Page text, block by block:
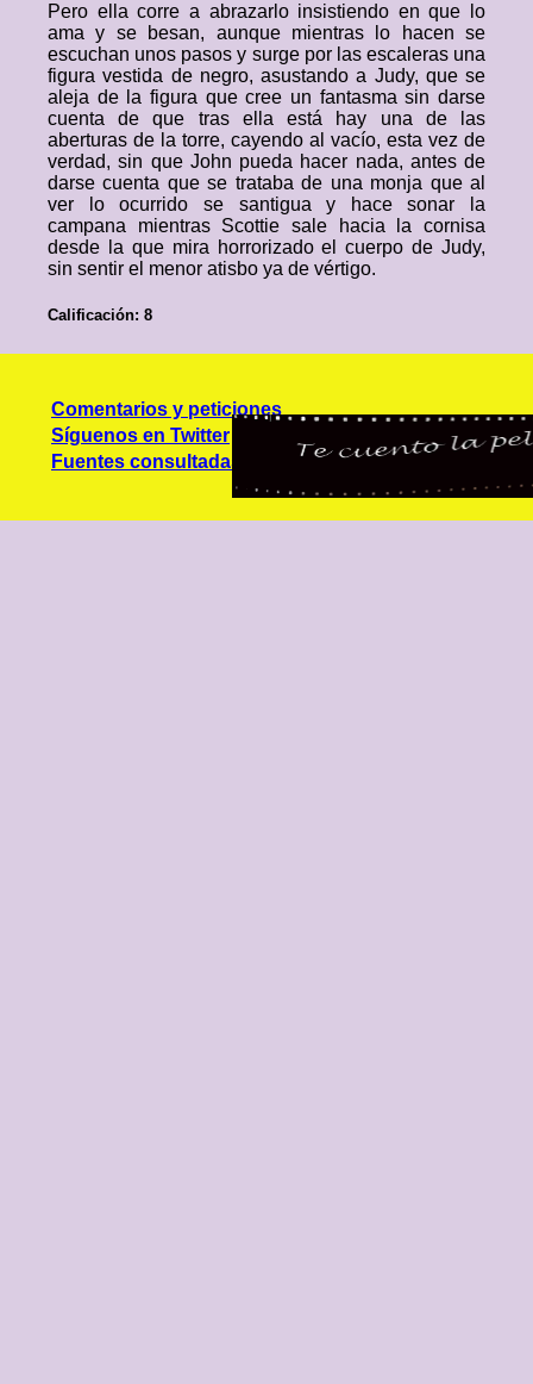
Pero ella corre a abrazarlo insistiendo en que lo
ama y se besan, aunque mientras lo hacen se
escuchan unos pasos y surge por las escaleras una
figura vestida de negro, asustando a Judy, que se
aleja de la figura que cree un fantasma sin darse
cuenta de que tras ella está hay una de las
aberturas de la torre, cayendo al vacío, esta vez de
verdad, sin que John pueda hacer nada, antes de
darse cuenta que se trataba de una monja que al
ver lo ocurrido se santigua y hace sonar la
campana mientras Scottie sale hacia la cornisa
desde la que mira horrorizado el cuerpo de Judy,
sin sentir el menor atisbo ya de vértigo.
Calificación: 8
Comentarios y peticiones
Síguenos en Twitter
Fuentes consultadas